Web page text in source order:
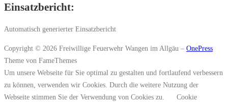
Einsatzbericht:
Automatisch generierter Einsatzbericht
Copyright © 2026 Freiwillige Feuerwehr Wangen im Allgäu – OnePress
Theme von FameThemes
Um unsere Webseite für Sie optimal zu gestalten und fortlaufend verbessern
zu können, verwenden wir Cookies. Durch die weitere Nutzung der
Webseite stimmen Sie der Verwendung von Cookies zu.
Cookie